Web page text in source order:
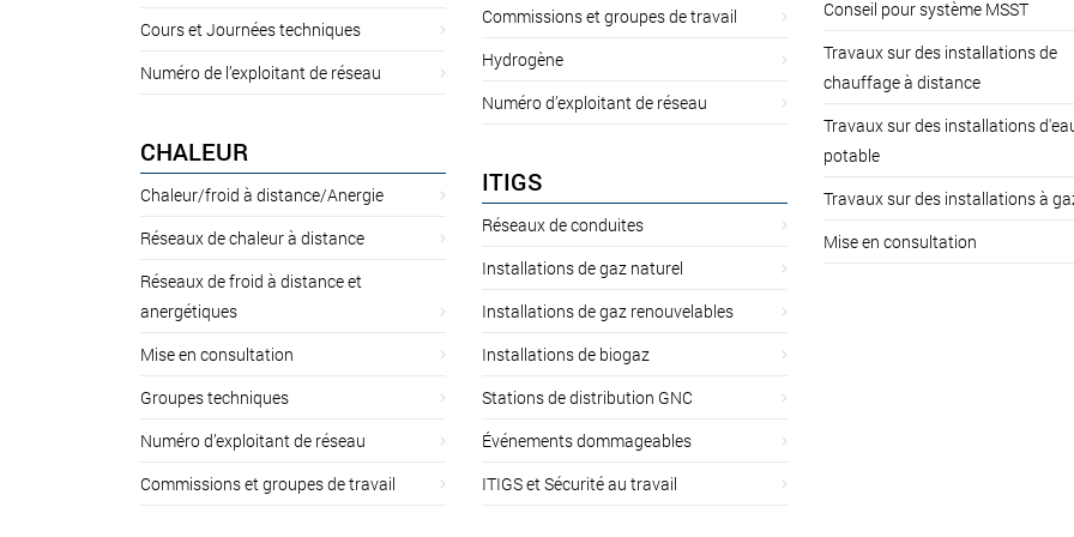
Cours et Journées techniques
Numéro de l’exploitant de réseau
CHALEUR
Chaleur/froid à distance/Anergie
Réseaux de chaleur à distance
Réseaux de froid à distance et
anergétiques
Mise en consultation
Groupes techniques
Numéro d’exploitant de réseau
Commissions et groupes de travail
Commissions et groupes de travail
Hydrogène
Numéro d’exploitant de réseau
ITIGS
Réseaux de conduites
Installations de gaz naturel
Installations de gaz renouvelables
Installations de biogaz
Stations de distribution GNC
Événements dommageables
ITIGS et Sécurité au travail
Conseil pour système MSST
Travaux sur des installations de
chauffage à distance
Travaux sur des installations
potable
Travaux sur des installations à
Mise en consultation